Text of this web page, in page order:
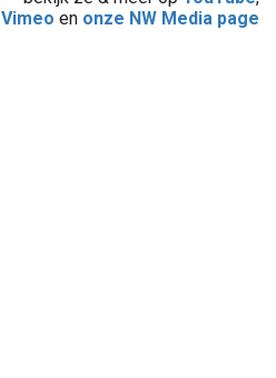
Vimeo en onze NW Media page